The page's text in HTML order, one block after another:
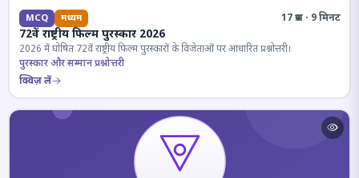
MCQ मध्यम 17 प्रश्न · 9 मिनट
72वें राष्ट्रीय फिल्म पुरस्कार 2026
2026 में घोषित 72वें राष्ट्रीय फिल्म पुरस्कारों के विजेताओं पर आधारित प्रश्नोत्तरी।
पुरस्कार और सम्मान प्रश्नोत्तरी
क्विज़ लें